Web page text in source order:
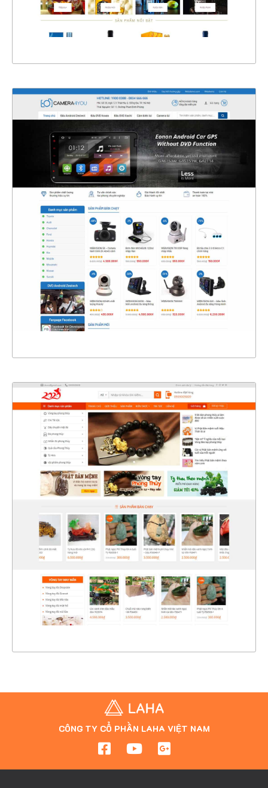
XEM THỰC TẾ
4346
CHI TIẾT
XEM THỰC TẾ
4371
CHI TIẾT
XEM THỰC TẾ
CÔNG TY CỔ PHẦN LAHA VIỆT NAM